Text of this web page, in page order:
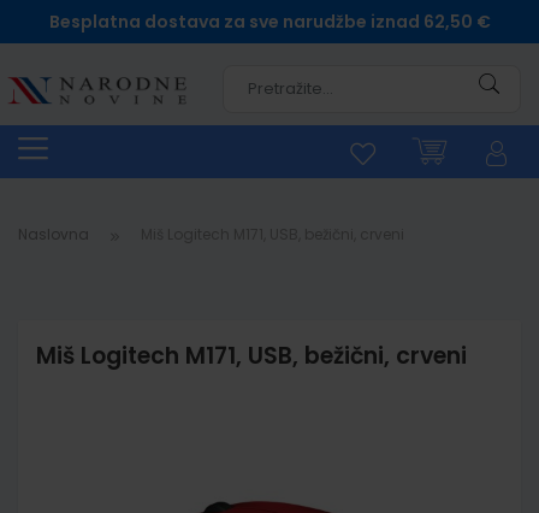
Besplatna dostava za sve narudžbe iznad 62,50 €
Naslovna
Miš Logitech M171, USB, bežični, crveni